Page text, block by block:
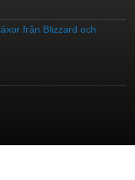
från Blizzard och